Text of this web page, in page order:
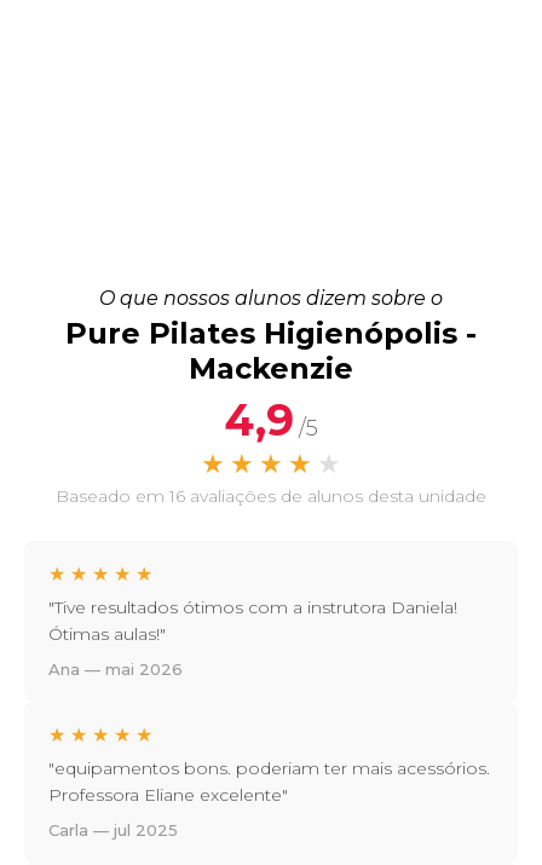
O que nossos alunos dizem sobre o
Pure Pilates Higienópolis -
Mackenzie
4,9 /5
★ ★ ★ ★ ★
Baseado em 16 avaliações de alunos desta unidade
★ ★ ★ ★ ★
"Tive resultados ótimos com a instrutora Daniela!
Ótimas aulas!"
Ana — mai 2026
★ ★ ★ ★ ★
"equipamentos bons. poderiam ter mais acessórios.
Professora Eliane excelente"
Carla — jul 2025